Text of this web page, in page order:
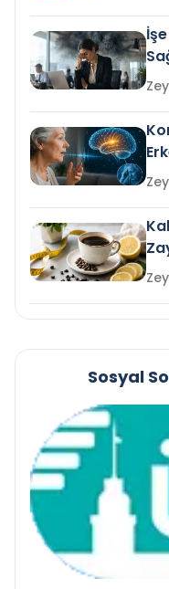
Sosyal